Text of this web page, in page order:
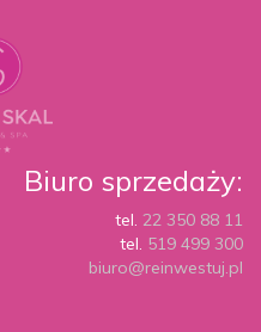
Biuro sprzedaży:
tel. 22 350 88 11
tel. 519 499 300
biuro@reinwestuj.pl